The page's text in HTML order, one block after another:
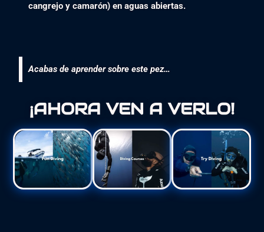
cangrejo y camarón) en aguas abiertas.
Acabas de aprender sobre este pez…
¡AHORA VEN A VERLO!